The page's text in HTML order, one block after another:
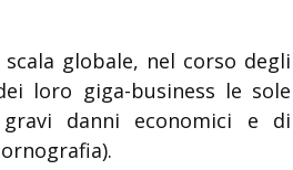
scala globale, nel corso degli
loro giga-business le sole
danni economici e di